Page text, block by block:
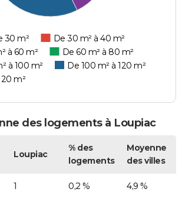
30 m²
De 30 m² à 40 m²
à 60 m²
De 60 m² à 80 m²
à 100 m²
De 100 m² à 120 m²
m²
des logements à Loupiac
Loupiac
% des
logements
Moyenne
des villes
1 0,2 % 4,9 %